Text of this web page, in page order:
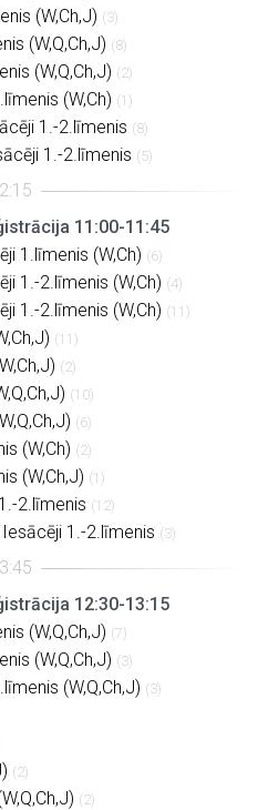
(W,Ch,J) (3)
(W,Q,Ch,J) (8)
(W,Q,Ch,J) (2)
(W,Ch) (1)
1.-2.līmenis (8)
1.-2.līmenis (5)
11:00-11:45
1.līmenis (W,Ch) (6)
1.-2.līmenis (W,Ch) (4)
1.-2.līmenis (W,Ch) (11)
(11)
(2)
(10)
(6)
(W,Ch) (2)
(W,Ch,J) (1)
2.līmenis (12)
1.-2.līmenis (3)
12:30-13:15
(W,Q,Ch,J) (7)
(W,Q,Ch,J) (3)
(W,Q,Ch,J) (3)
(2)
(2)